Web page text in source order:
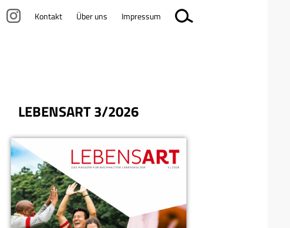
LEBENSART 3/2026
Kontakt Über uns Impressum